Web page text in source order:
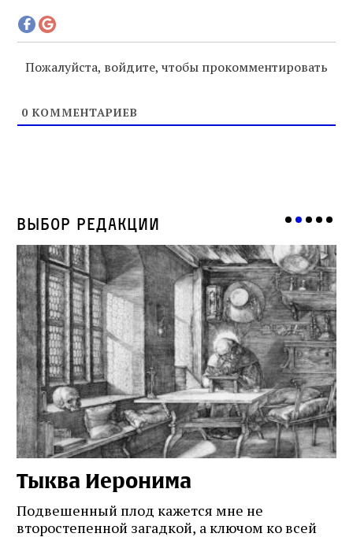
Пожалуйста, войдите, чтобы прокомментировать
0 КОММЕНТАРИЕВ
Выбор редакции
Тыква Иеронима
Подвешенный плод кажется мне не
второстепенной загадкой, а ключом ко всей